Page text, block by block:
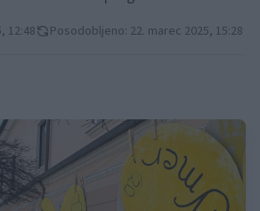
12:48 Posodobljeno: 22. marec 2025, 15:28